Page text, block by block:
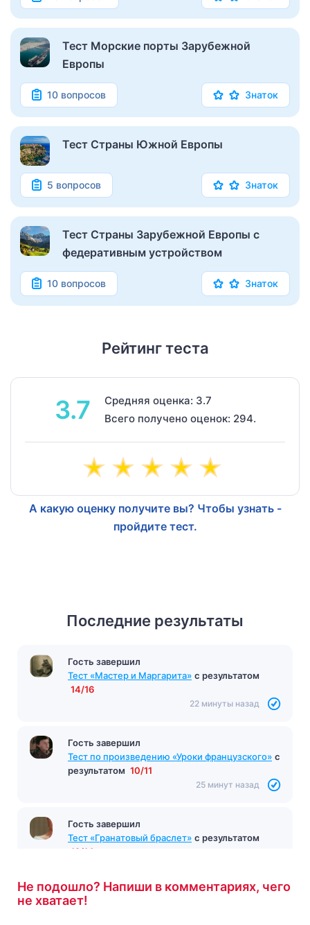
Тест Морские порты Зарубежной
Европы
10 вопросов Знаток
Тест Страны Южной Европы
5 вопросов Знаток
Тест Страны Зарубежной Европы с
федеративным устройством
10 вопросов Знаток
Рейтинг теста
3.7
Средняя оценка: 3.7
Всего получено оценок: 294.
А какую оценку получите вы? Чтобы узнать -
пройдите тест.
Последние результаты
Гость завершил
Тест «Мастер и Маргарита» с результатом
14/16
22 минуты назад
Гость завершил
Тест по произведению «Уроки французского» с
результатом 10/11
25 минут назад
Гость завершил
Тест «Гранатовый браслет» с результатом
12/14
Не подошло? Напиши в комментариях, чего
не хватает!